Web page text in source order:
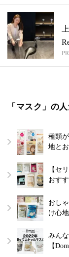
「マスク」の
種類
地と
【セ
おす
おし
け心
みん
【